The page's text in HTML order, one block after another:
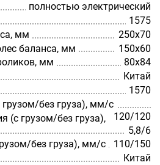
полностью электрический
1575
мм
250x70
баланса, мм
150х60
мм
80х84
Китай
1570
грузом/без груза), мм/с
120/120
(с грузом/без груза),
5,8/6
без груза), мм/с
110/150
Китай